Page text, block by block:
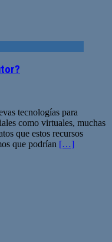
tecnologías para
como virtuales, muchas
que estos recursos
que podrían […]